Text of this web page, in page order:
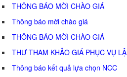
THÔNG BÁO MỜI CHÀO GIÁ
Thông báo mời chào giá
THÔNG BÁO MỜI CHÀO GIÁ
THƯ THAM KHẢO GIÁ PHỤC VỤ
Thông báo kết quả lựa chọn NCC